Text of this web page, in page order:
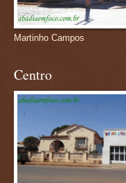
Martinho Campos
Centro